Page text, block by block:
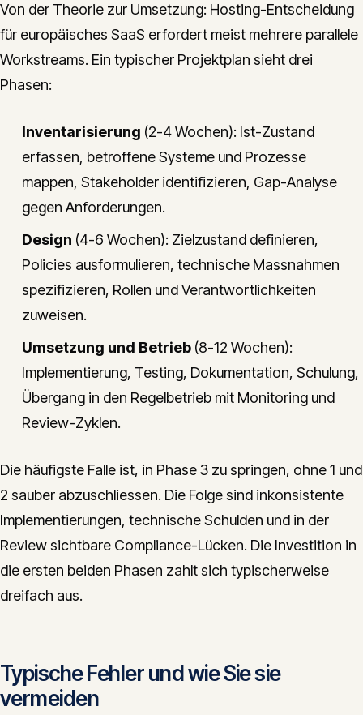
Von der Theorie zur Umsetzung: Hosting-Entscheidung
für europäisches SaaS erfordert meist mehrere parallele
Workstreams. Ein typischer Projektplan sieht drei
Phasen:
Inventarisierung (2-4 Wochen): Ist-Zustand
erfassen, betroffene Systeme und Prozesse
mappen, Stakeholder identifizieren, Gap-Analyse
gegen Anforderungen.
Design (4-6 Wochen): Zielzustand definieren,
Policies ausformulieren, technische Massnahmen
spezifizieren, Rollen und Verantwortlichkeiten
zuweisen.
Umsetzung und Betrieb (8-12 Wochen):
Implementierung, Testing, Dokumentation, Schulung,
Übergang in den Regelbetrieb mit Monitoring und
Review-Zyklen.
Die häufigste Falle ist, in Phase 3 zu springen, ohne 1 und
2 sauber abzuschliessen. Die Folge sind inkonsistente
Implementierungen, technische Schulden und in der
Review sichtbare Compliance-Lücken. Die Investition in
die ersten beiden Phasen zahlt sich typischerweise
dreifach aus.
Typische Fehler und wie Sie sie
vermeiden